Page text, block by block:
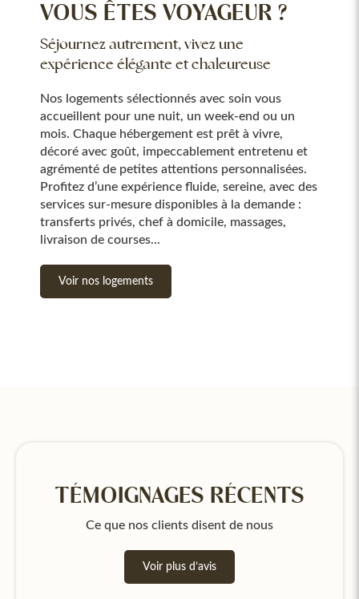
VOUS ÊTES VOYAGEUR ?
Séjournez autrement, vivez une
expérience élégante et chaleureuse
Nos logements sélectionnés avec soin vous
accueillent pour une nuit, un week-end ou un
mois. Chaque hébergement est prêt à vivre,
décoré avec goût, impeccablement entretenu et
agrémenté de petites attentions personnalisées.
Profitez d’une expérience fluide, sereine, avec des
services sur-mesure disponibles à la demande :
transferts privés, chef à domicile, massages,
livraison de courses...
Voir nos logements
TÉMOIGNAGES RÉCENTS
Ce que nos clients disent de nous
Voir plus d’avis